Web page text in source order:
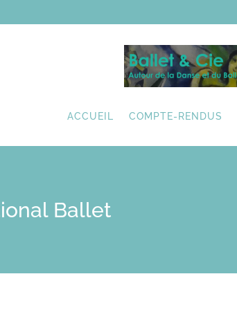
ACCUEIL COMPTE-RENDUS
Ballet